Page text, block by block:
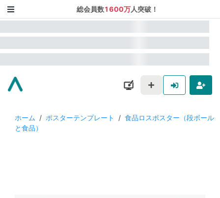
総会員数1600万人突破！
ホーム / ポスターテンプレート / 食品ロスポスター（段ボール
と食品）